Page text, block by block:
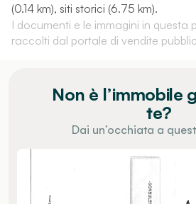
(0.14 km), siti storici (6.75 km).
I documenti e le immagini in questa
raccolti dal portale di vendite
Non è l’immobile
te?
Dai un’occhiata a